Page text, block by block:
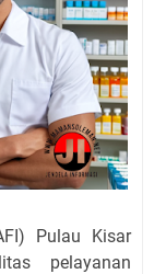
Pulau Kisar
pelayanan